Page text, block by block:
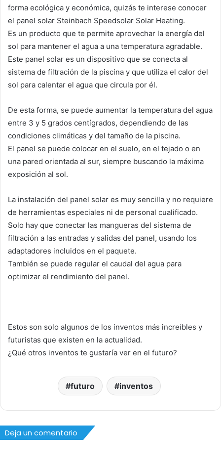
forma ecológica y económica, quizás te interese conocer
el panel solar Steinbach Speedsolar Solar Heating.
Es un producto que te permite aprovechar la energía del
sol para mantener el agua a una temperatura agradable.
Este panel solar es un dispositivo que se conecta al
sistema de filtración de la piscina y que utiliza el calor del
sol para calentar el agua que circula por él.
De esta forma, se puede aumentar la temperatura del agua
entre 3 y 5 grados centígrados, dependiendo de las
condiciones climáticas y del tamaño de la piscina.
El panel se puede colocar en el suelo, en el tejado o en
una pared orientada al sur, siempre buscando la máxima
exposición al sol.
La instalación del panel solar es muy sencilla y no requiere
de herramientas especiales ni de personal cualificado.
Solo hay que conectar las mangueras del sistema de
filtración a las entradas y salidas del panel, usando los
adaptadores incluidos en el paquete.
También se puede regular el caudal del agua para
optimizar el rendimiento del panel.
Estos son solo algunos de los inventos más increíbles y
futuristas que existen en la actualidad.
¿Qué otros inventos te gustaría ver en el futuro?
futuro inventos
Deja un comentario